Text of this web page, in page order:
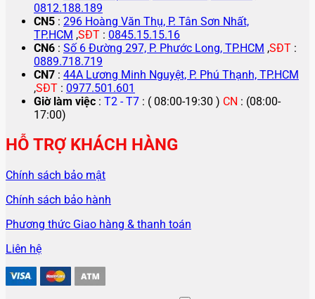
0812.188.189
CN5 : 296 Hoàng Văn Thụ, P. Tân Sơn Nhất,
TP.HCM ,SĐT : 0845.15.15.16
CN6 : Số 6 Đường 297, P. Phước Long, TP.HCM ,SĐT :
0889.718.719
CN7 : 44A Lương Minh Nguyệt, P. Phú Thạnh, TP.HCM
,SĐT : 0977.501.601
Giờ làm việc : T2 - T7 : ( 08:00-19:30 ) CN : (08:00-
17:00)
HỖ TRỢ KHÁCH HÀNG
Chính sách bảo mật
Chính sách bảo hành
Phương thức Giao hàng & thanh toán
Liên hệ